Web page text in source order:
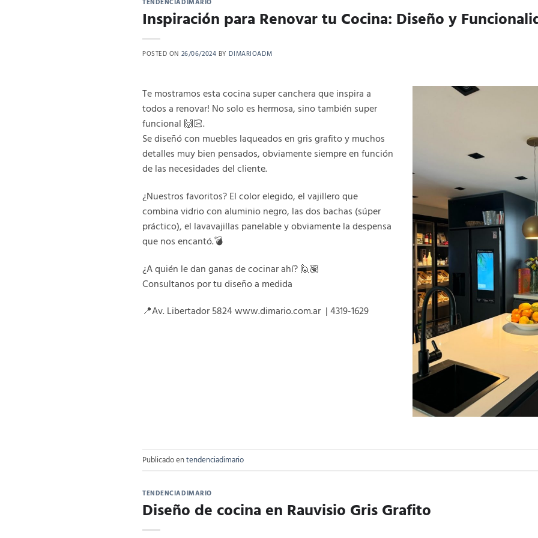
Inspiración para Renovar tu Cocina: Diseño y
POSTED ON 26/06/2024 BYDIMARIOADM
Te mostramos esta cocina super canchera que inspira a
todos a renovar! No solo es hermosa, sino también super
funcional 🙌🏻.
Se diseñó con muebles laqueados en gris grafito y muchos
detalles muy bien pensados, obviamente siempre en función
de las necesidades del cliente.
¿Nuestros favoritos? El color elegido, el vajillero que
combina vidrio con aluminio negro, las dos bachas (súper
práctico), el lavavajillas panelable y obviamente la despensa
que nos encantó.💣
¿A quién le dan ganas de cocinar ahí? 🙋🏽
Consultanos por tu diseño a medida
📍Av. Libertador 5824 www.dimario.com.ar | 4319-1629
Publicado entendenciadimario
TENDENCIADIMARIO
Diseño de cocina en Rauvisio Gris Grafito